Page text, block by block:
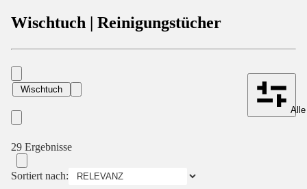
Wischtuch | Reinigungstücher
Wischtuch
29 Ergebnisse
Sortiert nach: